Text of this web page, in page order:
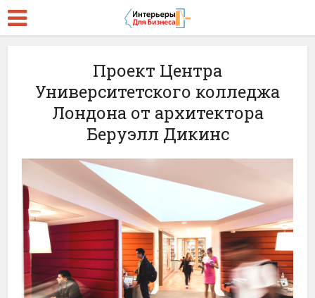
Проект Центра
Университетского колледжа
Лондона от архитектора
Беруэлл Дикинс